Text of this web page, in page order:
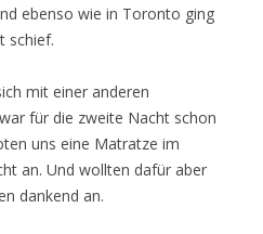
ebenso wie in Toronto ging
schief.
mit einer anderen
für die zweite Nacht schon
uns eine Matratze im
an. Und wollten dafür aber
dankend an.